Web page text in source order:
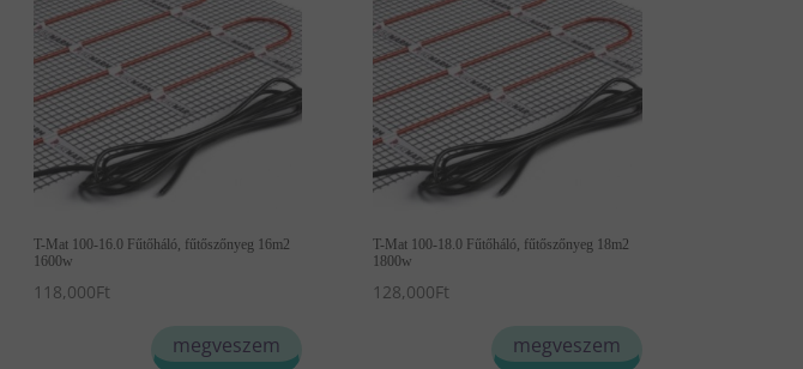
T-Mat 100-16.0 Fűtőháló, fűtőszőnyeg 16m2
1600w
118,000Ft
megveszem
T-Mat 100-18.0 Fűtőháló, fűtőszőnyeg 18m2
1800w
128,000Ft
megveszem